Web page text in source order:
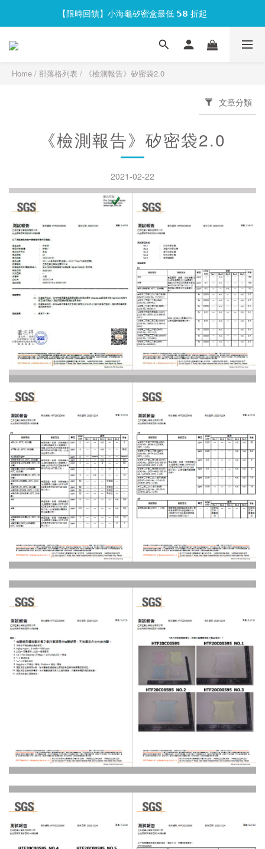
官網會員首次下單現折 $𝟏𝟎𝟎 元❕
【限時回饋】小海龜矽密盒最低 𝟱𝟴 折起
官網會員首次下單現折 $𝟏𝟎𝟎 元❕
Home / 部落格列表 / 《檢測報告》矽密袋2.0
文章分類
《檢測報告》矽密袋2.0
2021-02-22